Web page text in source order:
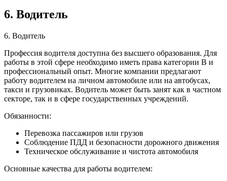
6. Водитель
6. Водитель
Профессия водителя доступна без высшего образования. Для
работы в этой сфере необходимо иметь права категории B и
профессиональный опыт. Многие компании предлагают
работу водителем на личном автомобиле или на автобусах,
такси и грузовиках. Водитель может быть занят как в частном
секторе, так и в сфере государственных учреждений.
Обязанности:
Перевозка пассажиров или грузов
Соблюдение ПДД и безопасности дорожного движения
Техническое обслуживание и чистота автомобиля
Основные качества для работы водителем: